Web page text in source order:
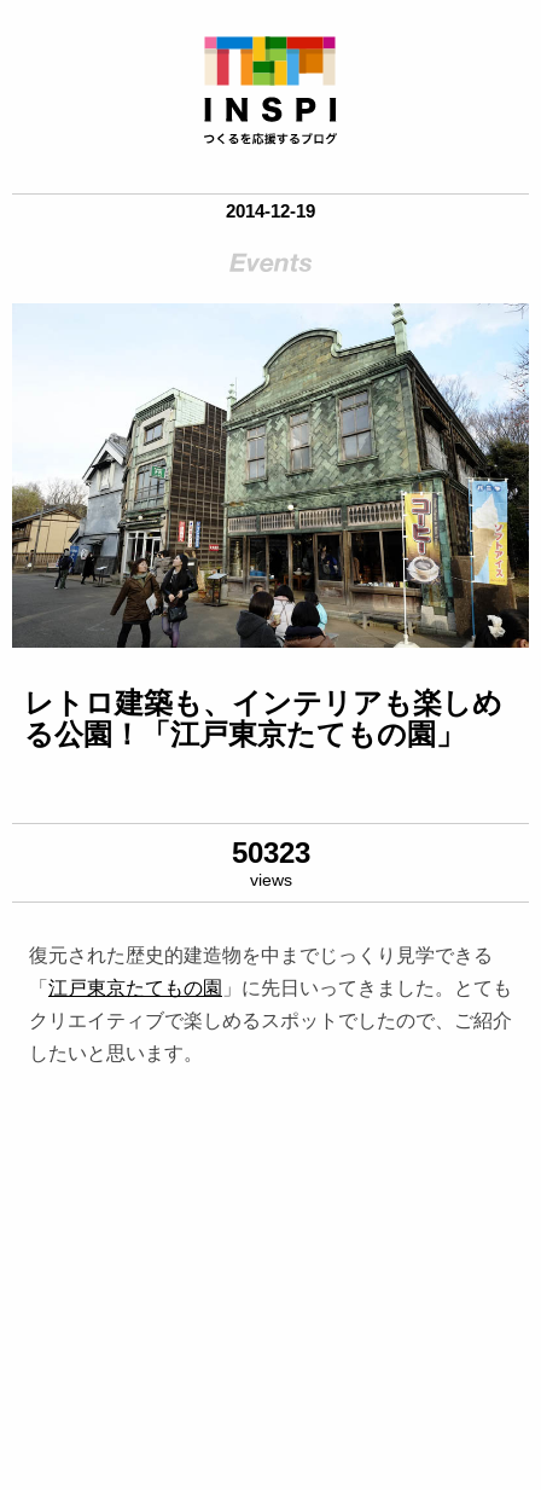
2014-12-19
レトロ建築も、インテリアも楽しめ
る公園！「江戸東京たてもの園」
50323
views
復元された歴史的建造物を中までじっくり見学できる
「 江戸東京たてもの園 」に先日いってきました。とても
クリエイティブで楽しめるスポットでしたので、ご紹介
したいと思います。